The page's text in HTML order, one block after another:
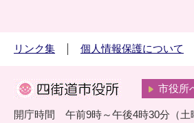
リンク集 個人情報保護について
市役所
開庁時間 午前9時～午後4時30分（土